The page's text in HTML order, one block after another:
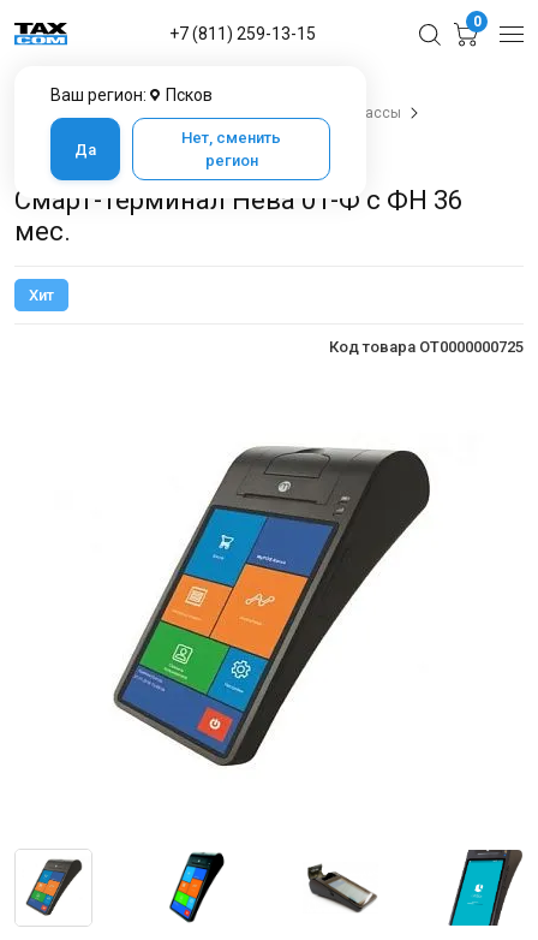
Ваш регион: Псков
Да
Нет, сменить
регион
+7 (811) 259-13-15
0
Онлайн-кассы
Онлайн-кассы Нева-М
Касса Нева 01-Ф
Смарт-терминал Нева 01-Ф с ФН 36 мес.
Смарт-терминал Нева 01-Ф с ФН 36
мес.
Хит
Код товара OT0000000725